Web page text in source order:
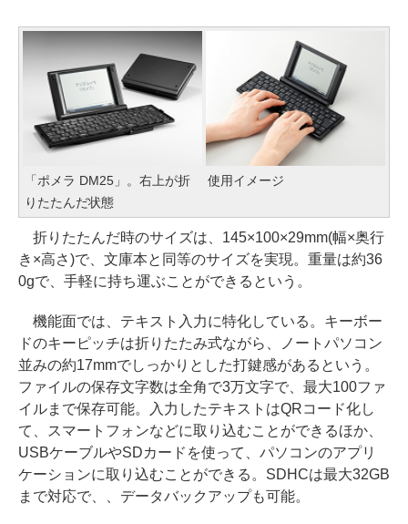
「ポメラ DM25」。右上が折
りたたんだ状態
使用イメージ
折りたたんだ時のサイズは、145×100×29mm(幅×奥行
き×高さ)で、文庫本と同等のサイズを実現。重量は約36
0gで、手軽に持ち運ぶことができるという。
機能面では、テキスト入力に特化している。キーボー
ドのキーピッチは折りたたみ式ながら、ノートパソコン
並みの約17mmでしっかりとした打鍵感があるという。
ファイルの保存文字数は全角で3万文字で、最大100ファ
イルまで保存可能。入力したテキストはQRコード化し
て、スマートフォンなどに取り込むことができるほか、
USBケーブルやSDカードを使って、パソコンのアプリ
ケーションに取り込むことができる。SDHCは最大32GB
まで対応で、、データバックアップも可能。